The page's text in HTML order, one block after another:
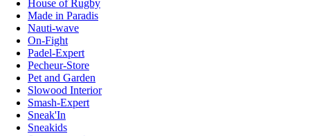
House of Rugby
Made in Paradis
Nauti-wave
On-Fight
Padel-Expert
Pecheur-Store
Pet and Garden
Slowood Interior
Smash-Expert
Sneak'In
Sneakids